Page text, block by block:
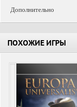
Дополнительно
ПОХОЖИЕ ИГРЫ